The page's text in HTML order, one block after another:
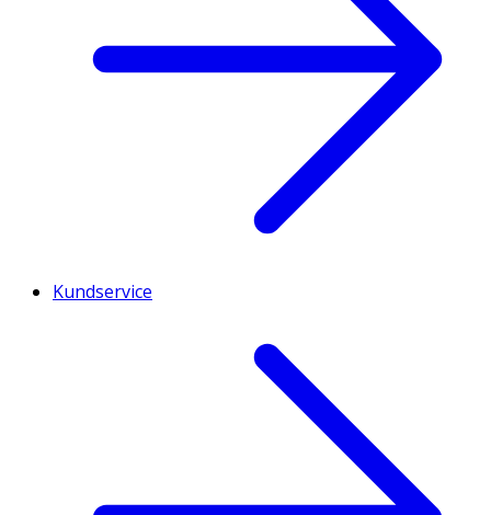
Kundservice